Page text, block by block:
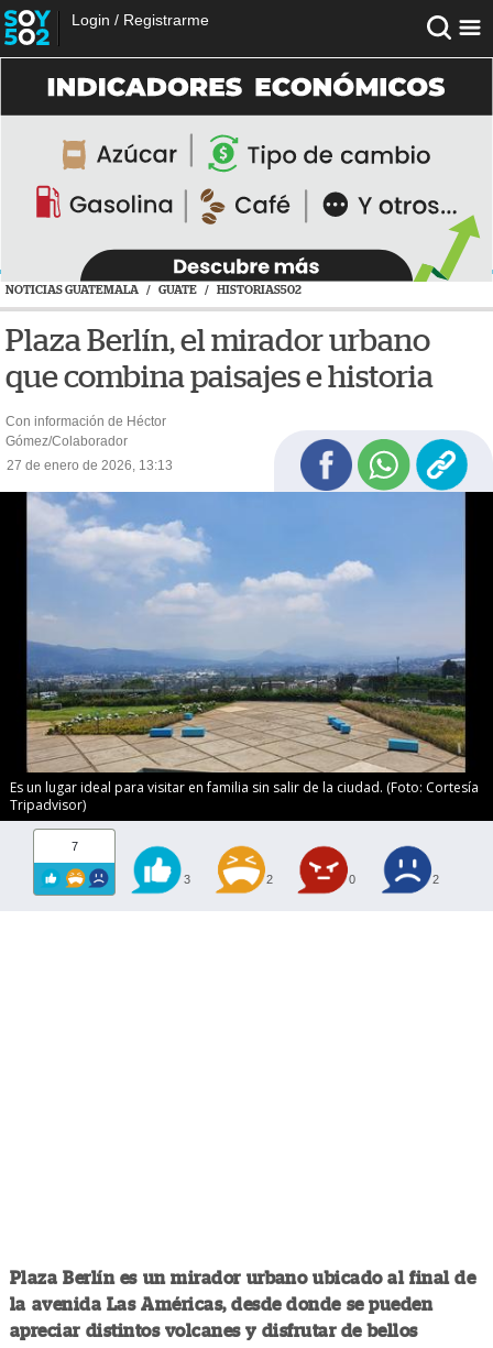
Login / Registrarme
NOTICIAS GUATEMALA / GUATE / HISTORIAS502
Plaza Berlín, el mirador urbano
que combina paisajes e historia
Con información de Héctor
Gómez/Colaborador
27 de enero de 2026, 13:13
Es un lugar ideal para visitar en familia sin salir de la ciudad. (Foto: Cortesía
Tripadvisor)
7
3 2 0 2
Plaza Berlín es un mirador urbano ubicado al final de
la avenida Las Américas, desde donde se pueden
apreciar distintos volcanes y disfrutar de bellos